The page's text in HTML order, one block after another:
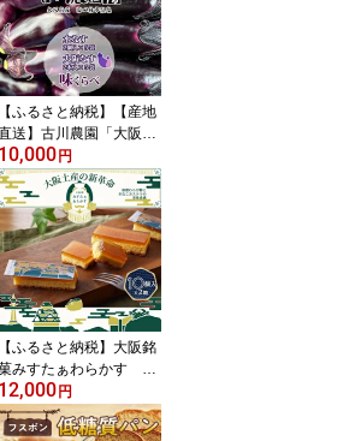
【ふるさと納税】【産地
送】古川農園「大阪な
す」と「水なす」の食べ
べセット【1293804】
10,000 円
【ふるさと納税】大阪銘
みすたぁわらかす 10
個入り2箱 わらび餅と
ステラの絶妙なハーモ
ー 個包装で便利です!
12,000 円